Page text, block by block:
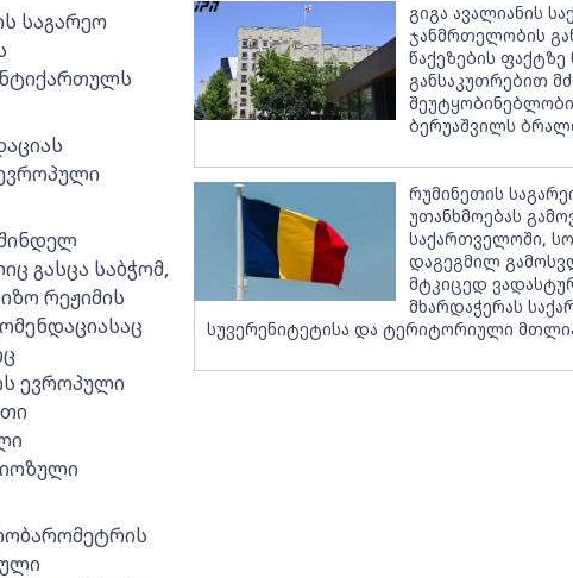
საგარეო
გასცა საბჭომ,
რეჟიმის
ევროპული
გიგა ავალიანის
ჯანმრთელობის
წაქეზების ფაქტზე
განსაკუთრებით
ბერუაშვილს
რუმინეთის
უთანხმოებას
საქართველოში,
დაგეგმილ
მტკიცედ
მხარდაჭერას
სუვერენიტეტისა და ტერიტორიული